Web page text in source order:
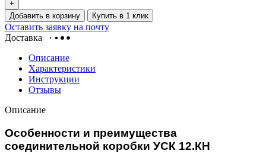
+
Добавить в корзину
Купить в 1 клик
Оставить заявку на почту
Доставка
Описание
Характеристики
Инструкции
Отзывы
Описание
Особенности и преимущества
соединительной коробки УСК 12.КН